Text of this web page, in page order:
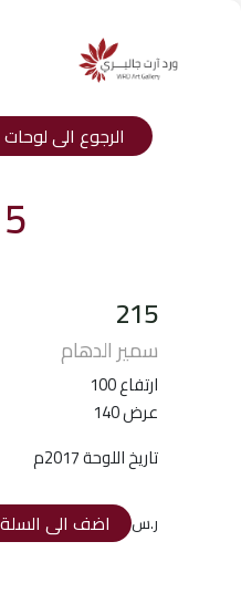
Products
الرجوع الى
215
سمير الدهام
ارتفاع 100
عرض 140
تاريخ اللوحة 2017م
ر.س اضف الى السلة